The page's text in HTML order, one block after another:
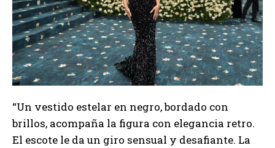
“Un vestido estelar en negro, bordado con
brillos, acompaña la figura con elegancia retro.
El escote le da un giro sensual y desafiante. La